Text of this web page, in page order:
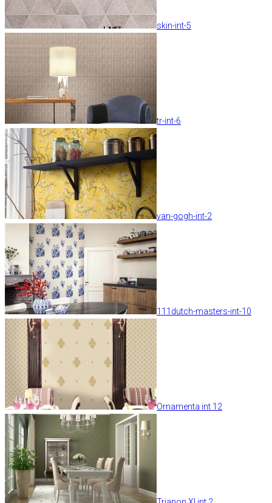
skin-int-5
tr-int-6
van-gogh-int-2
111dutch-masters-int-10
Ornamenta int 12